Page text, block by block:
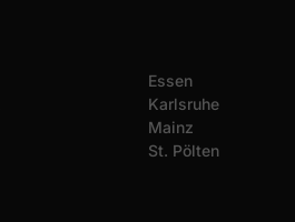
Essen
Karlsruhe
Mainz
St. Pölten